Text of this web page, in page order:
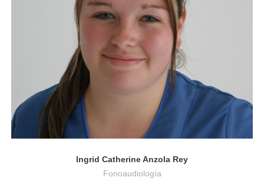
Fonoaudiología
Ingrid Catherine Anzola Rey
Fonoaudiología